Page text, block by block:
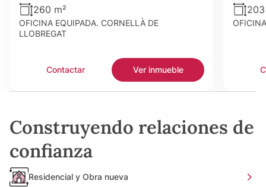
260 m²
OFICINA EQUIPADA. CORNELLÀ DE
LLOBREGAT
Contactar Ver inmueble
Construyendo relaciones de
confianza
Residencial y Obra nueva